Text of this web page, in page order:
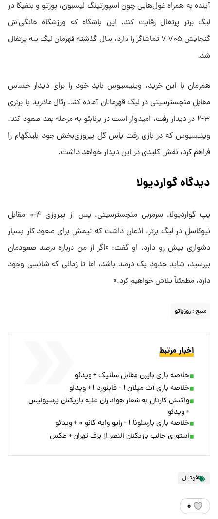
آینده به همراه غول‌هایی چون اسپورتینگ لیسبون، پورتو و بنفیکا در
لیگ برتر پرتغال رقابت کند. این باشگاه که ورزشگاه خانگی‌اش
گنجایش ۷,۷۰۵ تماشاگر را دارد، سال گذشته قهرمان لیگ سه پرتغال
شد.
همزمان با این خرید، وینیسیوس باید خود را برای دیدار حساس
مقابل منچسترسیتی در لیگ قهرمانان آماده کند. رئال مادرید با برتری
۳-۲ در دیدار رفت، امیدوار است در برنابئو به مرحله بعد صعود کند.
وینیسیوس که در بازی رفت پاس گل پیروزی‌بخش جود بلینگهام را
فراهم کرد، نقش کلیدی در این دیدار خواهد داشت.
دیدگاه گواردیولا
پپ گواردیولا، سرمربی منچسترسیتی، پس از پیروزی ۴-۰ مقابل
نیوکاسل در لیگ برتر، اذعان داشت که تیمش برای صعود کار بسیار
دشواری پیش رو دارد. او گفت: «اگر از من درباره درصد صعودمان
بپرسید، شاید حدود یک درصد باشد، اما تا زمانی که شانسی وجود
دارد، مطمئناً تلاش خواهیم کرد.»
منبع : روزیاتو
اخبار مرتبط
خلاصه بازی بایرن مقابل سلتیک + ویدئو
خلاصه بازی آث میلان ۱ - فاینورد ۱ + ویدئو
واکنش کارتال به شعار هواداران علیه بازیکنان پرسپولیس
+ ویدئو
خلاصه بازی بارسلونا ۱ - رایو وایه کانو ۰ + ویدئو
استوری جالب بازیکنان النصر از برف تهران + عکس
فوتبال
۰